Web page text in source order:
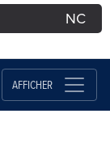
NC
AFFICHER